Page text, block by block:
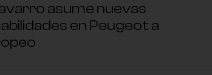
asume nuevas
en Peugeot a